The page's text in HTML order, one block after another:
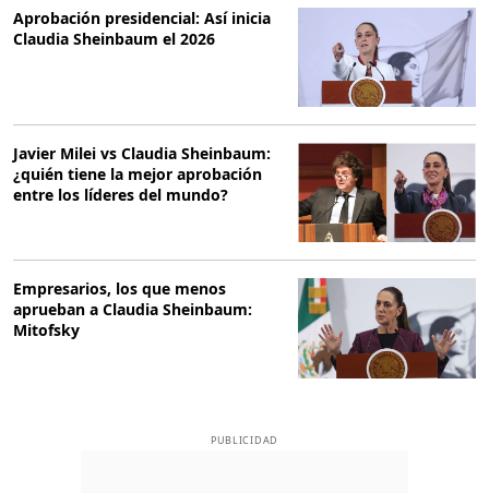
Aprobación presidencial: Así inicia
Claudia Sheinbaum el 2026
Javier Milei vs Claudia Sheinbaum:
¿quién tiene la mejor aprobación
entre los líderes del mundo?
Empresarios, los que menos
aprueban a Claudia Sheinbaum:
Mitofsky
PUBLICIDAD